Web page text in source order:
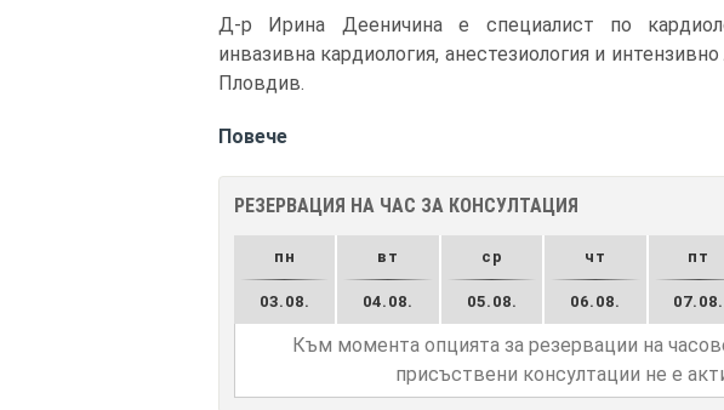
Д-р Ирина Дееничина е специалист по
инвазивна кардиология, анестезиология и
Пловдив.
Повече
РЕЗЕРВАЦИЯ НА ЧАС ЗА КОНСУЛТАЦИЯ
пн
03.08.
вт
04.08.
ср
05.08.
чт
06.08.
пт
07.08.
Към момента опцията за резервации на
присъствени консултации не е